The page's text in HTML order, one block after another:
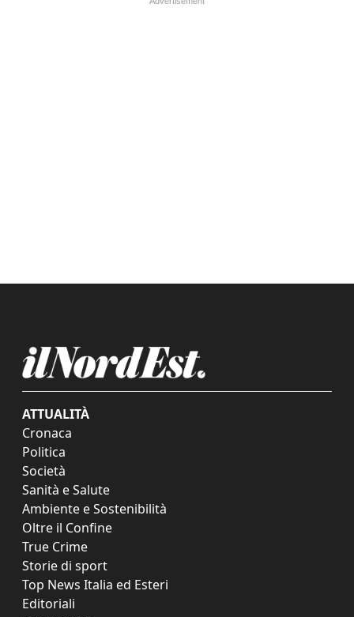
ATTUALITÀ
Cronaca
Politica
Società
Sanità e Salute
Ambiente e Sostenibilità
Oltre il Confine
True Crime
Storie di sport
Top News Italia ed Esteri
Editoriali